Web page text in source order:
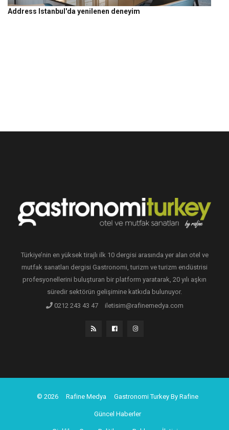
Address Istanbul'da yenilenen deneyim
Türkiye’nin en yüksek tirajlı ilk 10 dergisi arasında yer alan otel ve
mutfak sanatları dergisi Gastronomi, turizm ve turizm endüstrisi
profesyonellerini buluşturan bir platform yaratarak, 20 yılı aşkın
süredir sektörün gelişimine katkıda bulunuyor.
0212 243 43 47
iletisim@rafinemedya.com
© 2026 Rafine Medya Gastronomi Turkey By Rafine
Güncel Haberler